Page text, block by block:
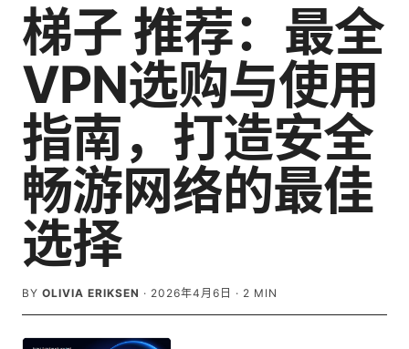
梯子 推荐：最全
VPN选购与使用
指南，打造安全
畅游网络的最佳
选择
BY OLIVIA ERIKSEN · 2026年4月6日 · 2 MIN